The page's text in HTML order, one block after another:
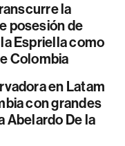
la
posesión de
Espriella como
Colombia
en Latam
con grandes
Abelardo De la